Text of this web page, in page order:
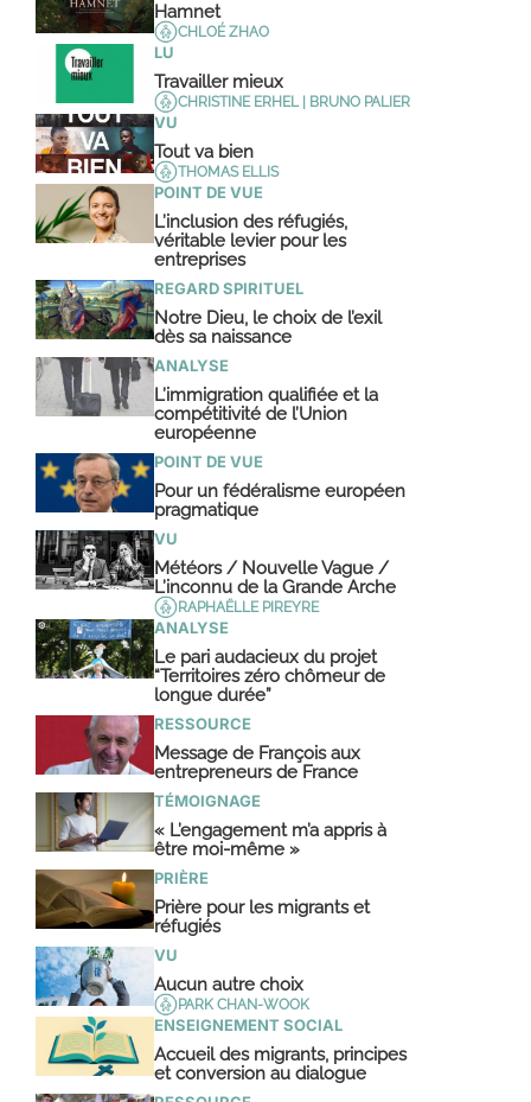
Hamnet
CHLOÉ ZHAO
LU
Travailler mieux
CHRISTINE ERHEL | BRUNO PALIER
VU
Tout va bien
THOMAS ELLIS
POINT DE VUE
L’inclusion des réfugiés,
véritable levier pour les
entreprises
REGARD SPIRITUEL
Notre Dieu, le choix de l’exil
dès sa naissance
ANALYSE
L’immigration qualifiée et la
compétitivité de l’Union
européenne
POINT DE VUE
Pour un fédéralisme européen
pragmatique
VU
Météors / Nouvelle Vague /
L’inconnu de la Grande Arche
RAPHAËLLE PIREYRE
ANALYSE
Le pari audacieux du projet
“Territoires zéro chômeur de
longue durée”
RESSOURCE
Message de François aux
entrepreneurs de France
TÉMOIGNAGE
« L’engagement m’a appris à
être moi-même »
PRIÈRE
Prière pour les migrants et
réfugiés
VU
Aucun autre choix
PARK CHAN-WOOK
ENSEIGNEMENT SOCIAL
Accueil des migrants, principes
et conversion au dialogue